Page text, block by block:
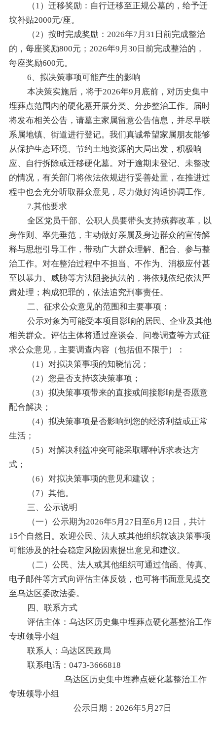
（1）迁移奖励：自行迁移至正规公墓的，给予迁
坟补贴2000元/座。
（2）按时完成奖励： 2026年7月31日前完成整治
的，每座奖励800元；2026年9月30日前完成整治的，
每座奖励600元。
6、拟决策事项可能产生的影响
本决策实施后，将于2026年9月底前，对历史集中
埋葬点范围内的硬化墓开展分类、分步整治工作。届时
将发布相关公告，请墓主家属留意公告信息，并尽早联
系属地镇、街道进行登记。我们真诚希望家属朋友能够
从保护生态环境、节约土地资源的大局出发，积极响
应、自行拆除或迁移硬化墓。对于逾期未登记、未整改
的情况，有关部门将依法依规进行妥善处置，在推进过
程中也会充分听取群众意见，尽力做好沟通协调工作。
7.其他要求
全区党员干部、公职人员要带头支持殡葬改革，以
身作则、率先垂范，主动做好亲属及身边群众的宣传解
释与思想引导工作，带动广大群众理解、配合、参与整
治工作。对在整治过程中不担当、不作为、消极应付甚
至以暴力、威胁等方法阻挠执法的，将依规依纪依法严
肃处理；构成犯罪的，依法追究刑事责任。
二、征求公众意见的范围和主要事项：
公示对象为可能受本项目影响的居民、企业及其他
相关群众。评估主体将通过座谈会、问卷调查等方式征
求公众意见，主要调查内容（包括但不限于）：
（1）对拟决策事项的知晓情况；
（2）您是否支持该决策事项；
（3）拟决策事项带来的直接或间接影响是否愿意
配合解决；
（4）拟决策事项是否影响到您的经济利益或正常
生活；
（5）对解决利益冲突可能采取哪种诉求表达方
式；
（6）对拟决策事项的意见和建议；
（7）其他。
三、公示说明
（一）公示期为2026年5月27日至6月12日，共计
15个自然日。欢迎公民、法人或其他组织就该决策事项
可能涉及的社会稳定风险因素提出意见和建议。
（二）公民、法人或其他组织可通过信函、传真、
电子邮件等方式向评估主体反馈，也可将书面意见提交
至乌达区委政法委。
四、联系方式
评估主体：乌达区历史集中埋葬点硬化墓整治工作
专班领导小组
联系人： 乌达区民政局
联系电话： 0473-3666818
乌达区历史集中埋葬点硬化墓整治工作
专班领导小组
公示日期： 2026年5月27日